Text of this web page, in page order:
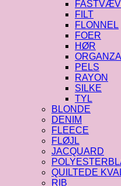
FILT
FLONNEL
FOER
HØR
ORGANZA
PELS
RAYON
SILKE
TYL
BLONDE
DENIM
FLEECE
FLØJL
JACQUARD
QUILTEDE
RIB